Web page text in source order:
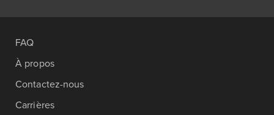
FAQ
À propos
Contactez-nous
Carrières